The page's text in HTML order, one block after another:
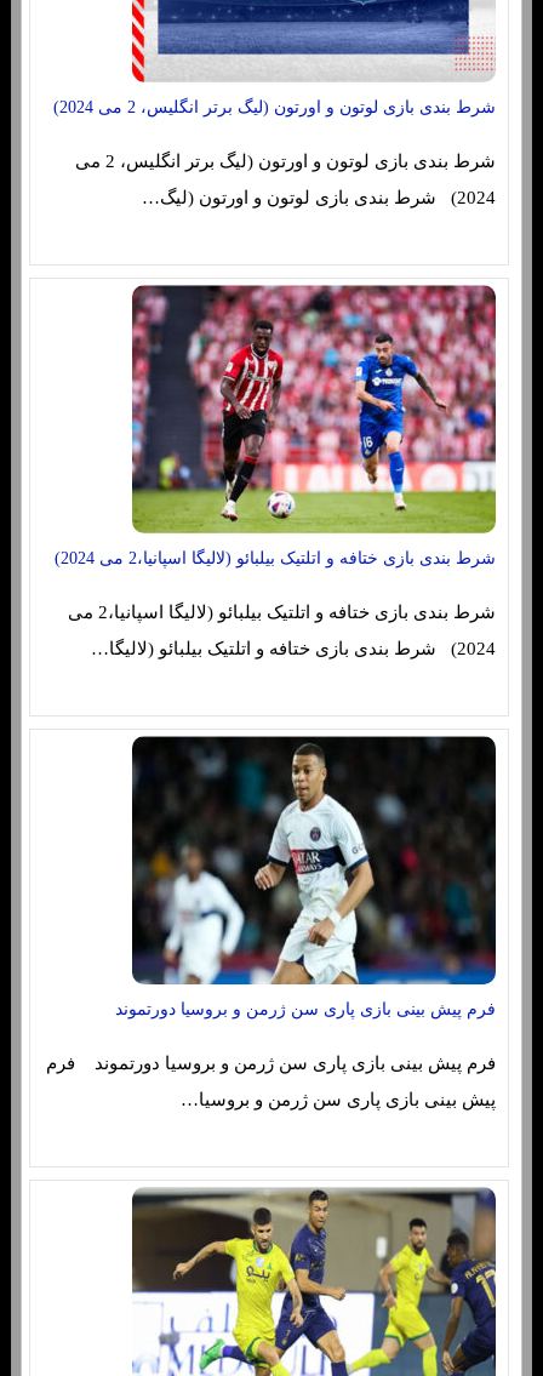
شرط بندی بازی لوتون و اورتون (لیگ برتر انگلیس، 2 می 2024)
شرط بندی بازی لوتون و اورتون (لیگ برتر انگلیس، 2 می
2024) شرط بندی بازی لوتون و اورتون (لیگ…
شرط بندی بازی ختافه و اتلتیک بیلبائو (لالیگا اسپانیا،2 می 2024)
شرط بندی بازی ختافه و اتلتیک بیلبائو (لالیگا اسپانیا،2 می
2024) شرط بندی بازی ختافه و اتلتیک بیلبائو (لالیگا…
فرم پیش بینی بازی پاری سن ژرمن و بروسیا دورتموند
فرم پیش بینی بازی پاری سن ژرمن و بروسیا دورتموند فرم
پیش بینی بازی پاری سن ژرمن و بروسیا…